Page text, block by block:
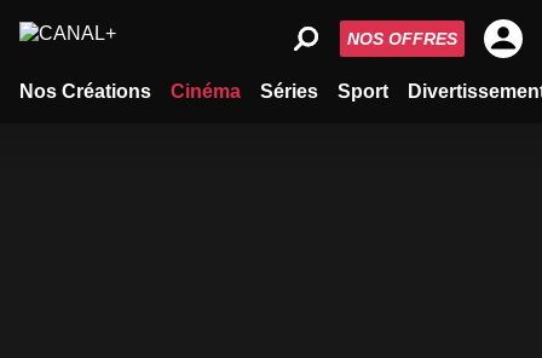
Nos Créations Cinéma Séries Sport
NOS OFFRES